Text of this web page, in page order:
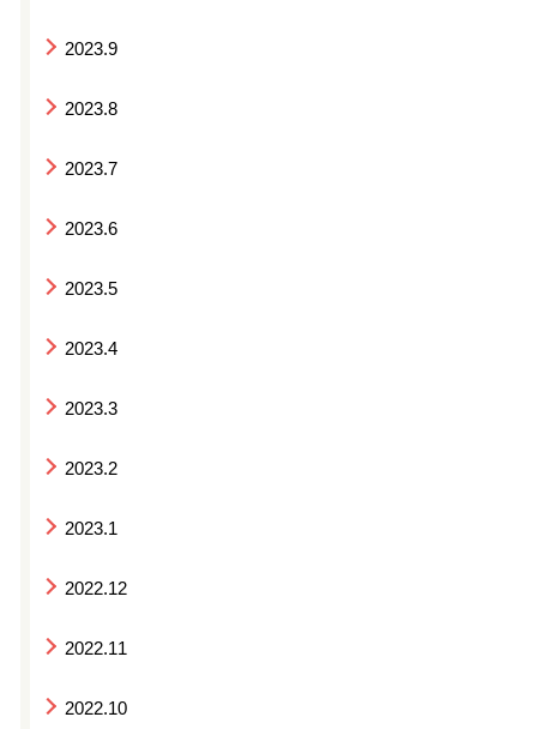
2023.9
2023.8
2023.7
2023.6
2023.5
2023.4
2023.3
2023.2
2023.1
2022.12
2022.11
2022.10